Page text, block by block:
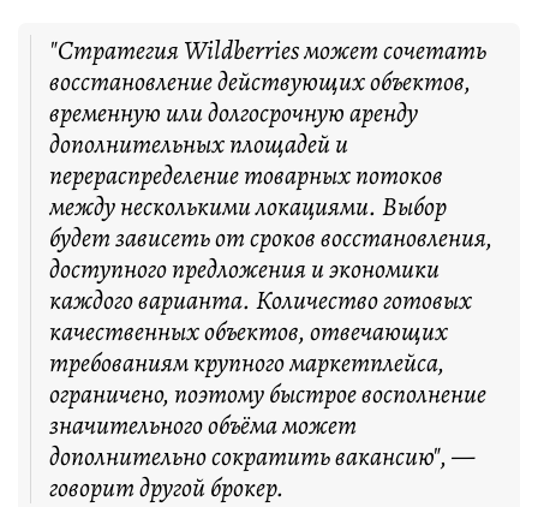
"Стратегия Wildberries может сочетать
восстановление действующих объектов,
временную или долгосрочную аренду
дополнительных площадей и
перераспределение товарных потоков
между несколькими локациями. Выбор
будет зависеть от сроков восстановления,
доступного предложения и экономики
каждого варианта. Количество готовых
качественных объектов, отвечающих
требованиям крупного маркетплейса,
ограничено, поэтому быстрое восполнение
значительного объёма может
дополнительно сократить вакансию", —
говорит другой брокер.